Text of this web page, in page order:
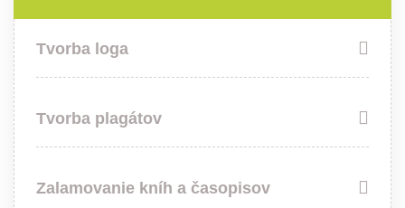
Tvorba loga
Tvorba plagátov
Zalamovanie kníh a časopisov